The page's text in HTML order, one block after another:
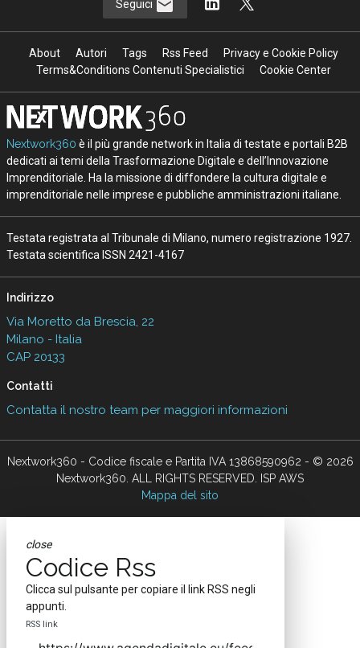
Seguici
About Autori Tags Rss Feed
Privacy e Cookie Policy
Terms&Conditions Contenuti Specialistici
Cookie Center
Nextwork360 è il più grande network in Italia di testate e portali B2B
dedicati ai temi della Trasformazione Digitale e dell’Innovazione
Imprenditoriale. Ha la missione di diffondere la cultura digitale e
imprenditoriale nelle imprese e pubbliche amministrazioni italiane.
Testata registrata al Tribunale di Milano, numero registrazione 1927.
Testata scientifica ISSN 2421-4167
Indirizzo
Via Moretto da Brescia, 22
Milano - Italia
CAP 20133
Contatti
Contatta il nostro team per maggiori informazioni
Nextwork360 - Codice fiscale e Partita IVA 13868590962 - © 2026
Nextwork360. ALL RIGHTS RESERVED. ISP AWS
Mappa del sito
close
Codice Rss
Clicca sul pulsante per copiare il link RSS negli
appunti.
RSS link